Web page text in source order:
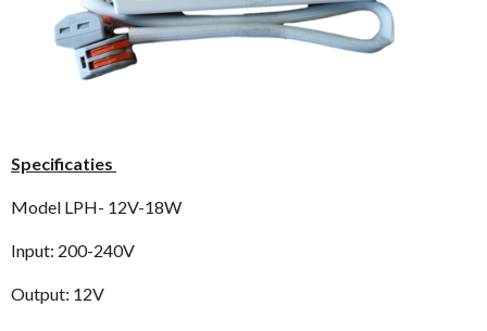
Specificaties
Model LPH- 12V-18W
Input: 200-240V
Output: 12V